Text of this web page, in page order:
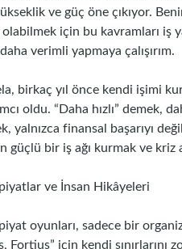
ve güç öne çıkıyor.
için bu kavramları iş
daha verimli yapmaya çalışırım.
birkaç yıl önce kendi işimi
oldu. “Daha hızlı” demek,
yalnızca finansal başarıyı
güçlü bir iş ağı kurmak ve kriz
ve İnsan Hikâyeleri
oyunları, sadece bir
Fortius” için kendi